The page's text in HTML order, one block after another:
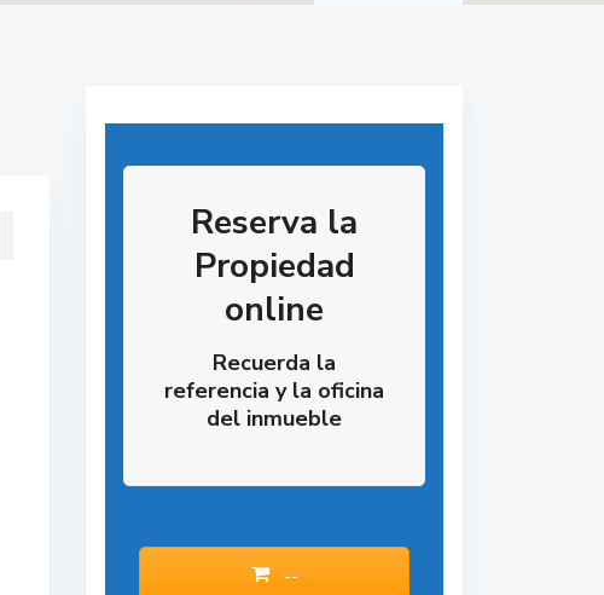
Reserva la
Propiedad
online
Recuerda la
referencia y la oficina
del inmueble
--